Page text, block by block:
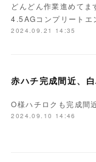
どんどん作業進めてま
4.5AGコンプリート
2024.09.21 14:35
赤ハチ完成間近、
O様ハチロクも完成間
2024.09.10 14:46